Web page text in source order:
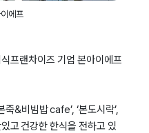
에프
프랜차이즈 기업 본아이에프
죽&비빔밥 cafe’, ‘본도시락’,
고 건강한 한식을 전하고 있